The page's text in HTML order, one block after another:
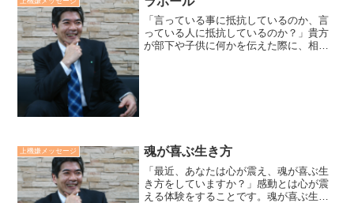
この厳しい時代を生き貫く...
「言っている事に抵抗しているのか、言
っている人に抵抗しているのか？」貴方
が部下や子供に何かを伝えた際に、相手
上機嫌メッセージ 魂が喜ぶ生き方
「最近、あなたは心が震え、魂が喜ぶ生
き方をしていますか？」感動とは心が震
える体験をすることです。魂が喜ぶ生き